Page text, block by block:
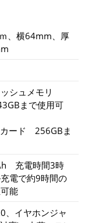
、横64mm、厚
シュメモリ
まで使用可
ード 256GBま
充電時間3時
電で約9時間の
能
、イヤホンジャ